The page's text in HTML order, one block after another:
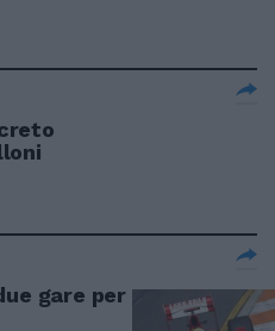
gare per